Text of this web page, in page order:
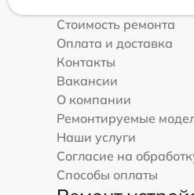
Стоимость ремонта
Оплата и доставка
Контакты
Вакансии
О компании
Ремонтируемые
Наши услуги
Согласие на
Способы оплаты